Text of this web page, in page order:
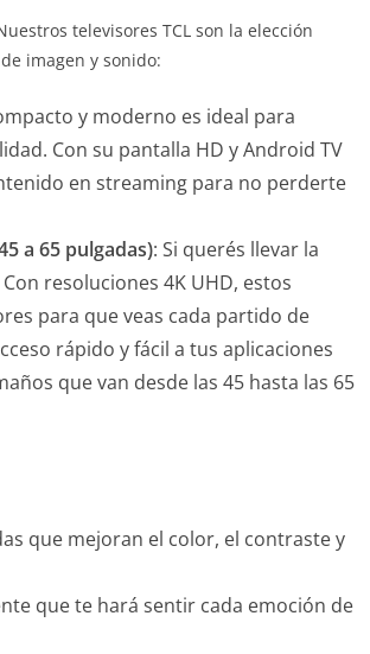
televisores TCL son la elección
imagen y sonido:
y moderno es ideal para
Con su pantalla HD y Android TV
en streaming para no perderte
a 65 pulgadas): Si querés llevar la
resoluciones 4K UHD, estos
para que veas cada partido de
rápido y fácil a tus aplicaciones
que van desde las 45 hasta las 65
que mejoran el color, el contraste y
que te hará sentir cada emoción de